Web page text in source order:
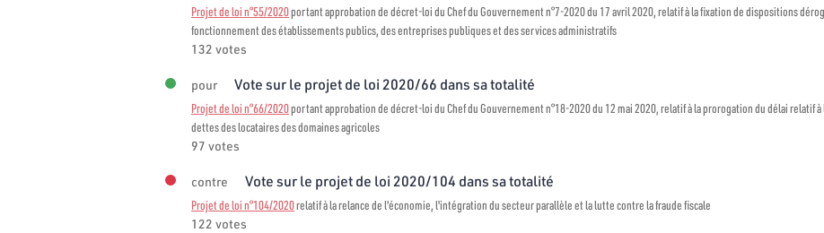
Projet de loi n°55/2020portant approbation de décret-loi du Chef du Gouvernement n°7-2020 du 17 avril 2020, relatif à la fixation de dispositions
fonctionnement des établissements publics, des entreprises publiques et des services administratifs
132 votes
pour Vote sur le projet de loi 2020/66 dans sa totalité
Projet de loi n°66/2020portant approbation de décret-loi du Chef du Gouvernement n°18-2020 du 12 mai 2020, relatif à la prorogation du délai relatif
dettes des locataires des domaines agricoles
97 votes
contre Vote sur le projet de loi 2020/104 dans sa totalité
Projet de loi n°104/2020relatif à la relance de l'économie, l'intégration du secteur parallèle et la lutte contre la fraude fiscale
122 votes